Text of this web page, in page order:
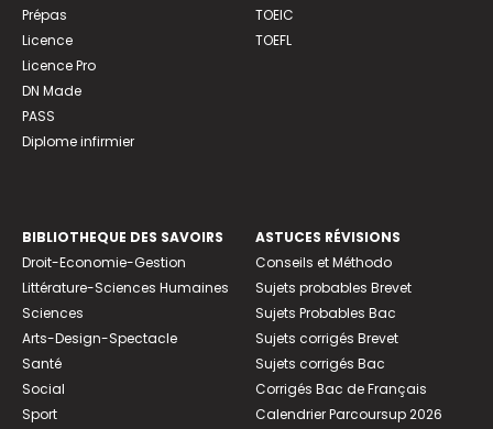
Prépas
Licence
Licence Pro
DN Made
PASS
Diplome infirmier
TOEIC
TOEFL
BIBLIOTHEQUE DES SAVOIRS
Droit-Economie-Gestion
Littérature-Sciences Humaines
Sciences
Arts-Design-Spectacle
Santé
Social
Sport
ASTUCES RÉVISIONS
Conseils et Méthodo
Sujets probables Brevet
Sujets Probables Bac
Sujets corrigés Brevet
Sujets corrigés Bac
Corrigés Bac de Français
Calendrier Parcoursup 2026